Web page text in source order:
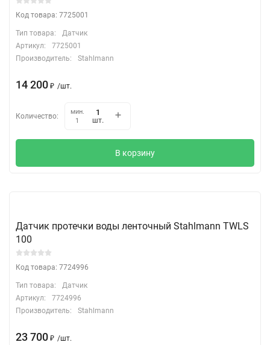
Код товара: 7725001
Тип товара:
Датчик
Артикул:
7725001
Производитель:
Stahlmann
14 200 ₽ /шт.
Количество:
мин.
1
шт.
В корзину
Датчик протечки воды ленточный Stahlmann TWLS
100
Код товара: 7724996
Тип товара:
Датчик
Артикул:
7724996
Производитель:
Stahlmann
23 700 ₽ /шт.